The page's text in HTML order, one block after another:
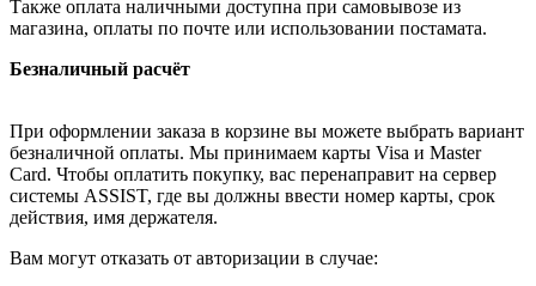
Также оплата наличными доступна при самовывозе из
магазина, оплаты по почте или использовании постамата.
Безналичный расчёт
При оформлении заказа в корзине вы можете выбрать вариант
безналичной оплаты. Мы принимаем карты Visa и Master
Card. Чтобы оплатить покупку, вас перенаправит на сервер
системы ASSIST, где вы должны ввести номер карты, срок
действия, имя держателя.
Вам могут отказать от авторизации в случае: